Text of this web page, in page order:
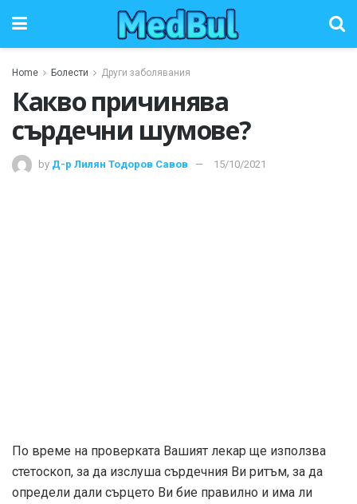
Home Болести Други заболявания
Какво причинява
сърдечни шумове?
by Д-р Лилян Тодоров Савов 15/10/2021
По време на проверката Вашият лекар ще използва
стетоскоп, за да изслуша сърдечния Ви ритъм, за да
определи дали сърцето Ви бие правилно и има ли